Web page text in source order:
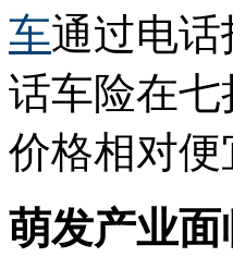
车通过电话
话车险在
价格相对
萌发产业